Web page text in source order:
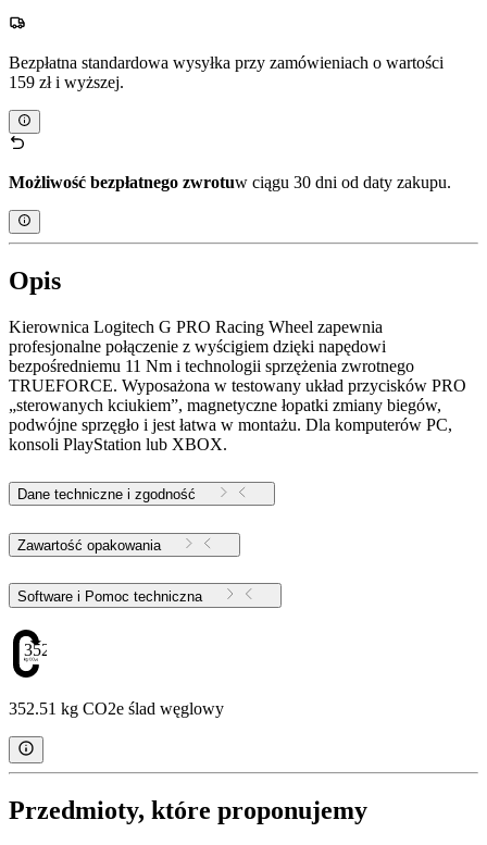
Bezpłatna standardowa wysyłka przy zamówieniach o wartości
159 zł i wyższej.
Możliwość bezpłatnego zwrotuw ciągu 30 dni od daty zakupu.
Opis
Kierownica Logitech G PRO Racing Wheel zapewnia
profesjonalne połączenie z wyścigiem dzięki napędowi
bezpośredniemu 11 Nm i technologii sprzężenia zwrotnego
TRUEFORCE. Wyposażona w testowany układ przycisków PRO
„sterowanych kciukiem”, magnetyczne łopatki zmiany biegów,
podwójne sprzęgło i jest łatwa w montażu. Dla komputerów PC,
konsoli PlayStation lub XBOX.
Dane techniczne i zgodność
Zawartość opakowania
Software i Pomoc techniczna
352.51
352.51 kg CO2e ślad węglowy
Przedmioty, które proponujemy